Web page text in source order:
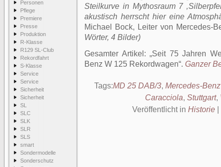
Personen
Pflege
Premiere
Presse
Produktion
R-Klasse
R129 SL-Club
Rekordfahrt
S-Klasse
Service
Service
Sicherheit
Sicherheit
SL
SLC
SLK
SLR
SLS
smart
Sondermodelle
Sonderschutz
Steilkurve in Mythosraum 7
akustisch herrscht hier eine
Michael Bock, Leiter von Mercedes-
Wörter, 4 Bilder)
Gesamter Artikel: Seit 75 Jahren
Benz W 125 Rekordwagen . Ganzer
Tags:MD 25 DAB/3, Mercedes-
Caracciola, Stuttgart,
Veröffentlicht in Historie